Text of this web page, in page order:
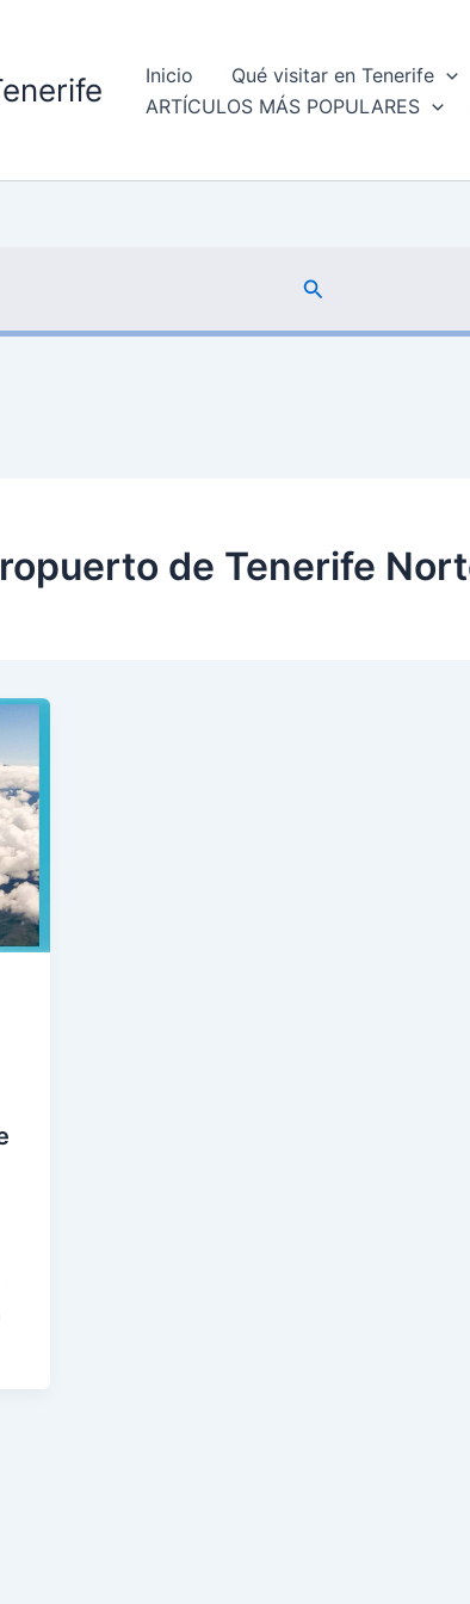
Inicio Qué visitar en Tenerife
ARTÍCULOS MÁS POPULARES
Buscar
de Tenerife